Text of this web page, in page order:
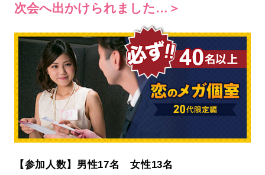
次会へ出かけられました…＞
【参加人数】男性17名 女性13名